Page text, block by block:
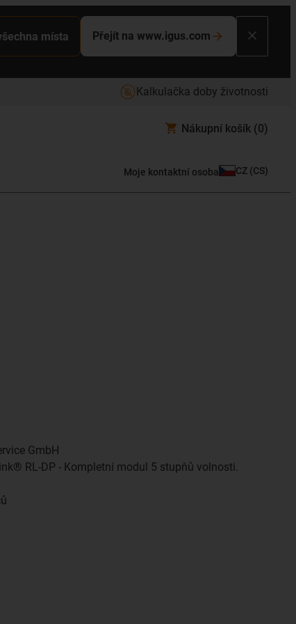
místa Přejít na www.igus.com
Kalkulačka doby životnosti
Nákupní košík (0)
Moje kontaktní osoba CZ (CS)
GmbH
RL-DP - Kompletní modul 5 stupňů volnosti.